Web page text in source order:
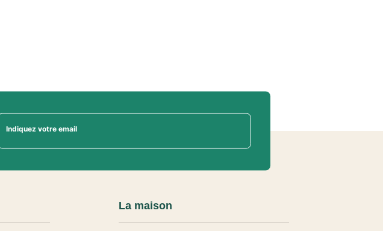
Indiquez votre email
La maison